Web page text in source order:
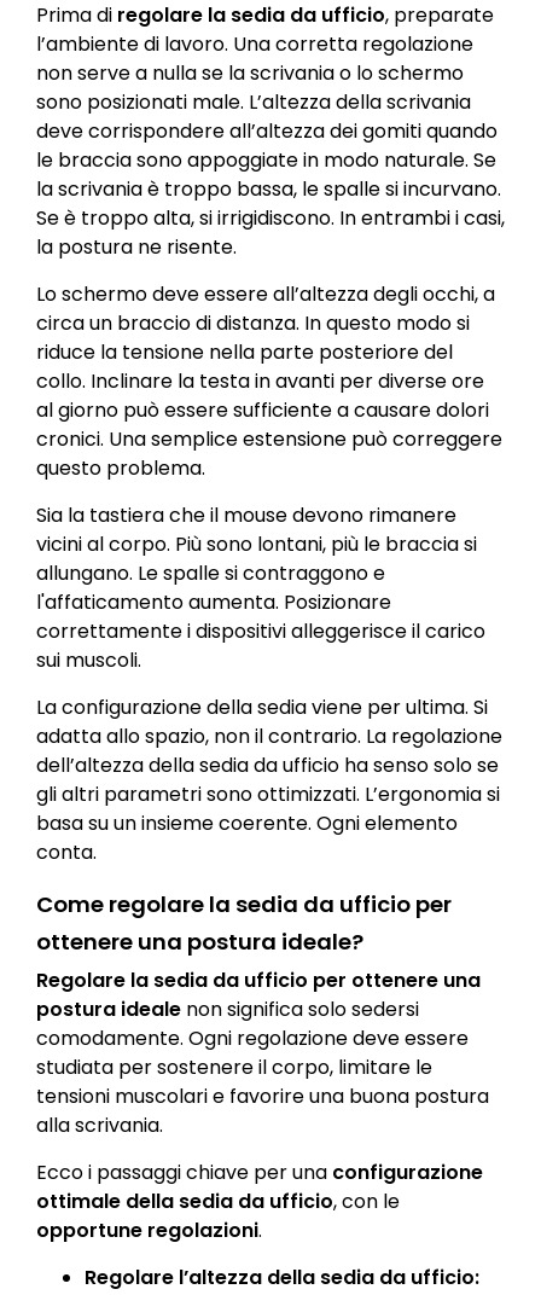
Prima di regolare la sedia da ufficio, preparate
l’ambiente di lavoro. Una corretta regolazione
non serve a nulla se la scrivania o lo schermo
sono posizionati male. L’altezza della scrivania
deve corrispondere all’altezza dei gomiti quando
le braccia sono appoggiate in modo naturale. Se
la scrivania è troppo bassa, le spalle si incurvano.
Se è troppo alta, si irrigidiscono. In entrambi i casi,
la postura ne risente.
Lo schermo deve essere all’altezza degli occhi, a
circa un braccio di distanza. In questo modo si
riduce la tensione nella parte posteriore del
collo. Inclinare la testa in avanti per diverse ore
al giorno può essere sufficiente a causare dolori
cronici. Una semplice estensione può correggere
questo problema.
Sia la tastiera che il mouse devono rimanere
vicini al corpo. Più sono lontani, più le braccia si
allungano. Le spalle si contraggono e
l'affaticamento aumenta. Posizionare
correttamente i dispositivi alleggerisce il carico
sui muscoli.
La configurazione della sedia viene per ultima. Si
adatta allo spazio, non il contrario. La regolazione
dell’altezza della sedia da ufficio ha senso solo se
gli altri parametri sono ottimizzati. L’ergonomia si
basa su un insieme coerente. Ogni elemento
conta.
Come regolare la sedia da ufficio per
ottenere una postura ideale?
Regolare la sedia da ufficio per ottenere una
postura ideale non significa solo sedersi
comodamente. Ogni regolazione deve essere
studiata per sostenere il corpo, limitare le
tensioni muscolari e favorire una buona postura
alla scrivania.
Ecco i passaggi chiave per una configurazione
ottimale della sedia da ufficio, con le
opportune regolazioni.
Regolare l’altezza della sedia da ufficio: